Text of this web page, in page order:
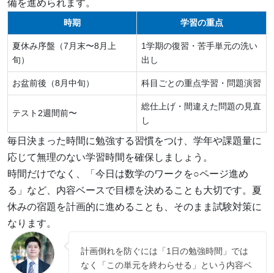
備を進められます。
時期 学習の重点
夏休み序盤（7月末〜8月上
旬）
1学期の復習・苦手単元の洗い
出し
お盆前後（8月中旬） 科目ごとの重点学習・問題演習
テスト2週間前〜
総仕上げ・間違えた問題の見直
し
毎日決まった時間に勉強する習慣をつけ、学年や課題量に
応じて無理のない学習時間を確保しましょう。
時間だけでなく、「今日は数学のワークを○ページ進め
る」など、内容ベースで目標を決めることも大切です。夏
休みの宿題を計画的に進めることも、そのまま試験対策に
なります。
計画倒れを防ぐには「1日の勉強時間」では
なく「この単元を終わらせる」という内容ベ